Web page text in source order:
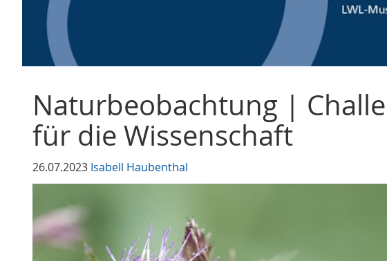
Naturbeobachtung |
für die Wissenschaft
26.07.2023 Isabell Haubenthal